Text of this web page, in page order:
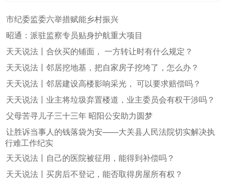
市纪委监委六举措赋能乡村振兴
昭通：派驻监察专员贴身护航重大项目
天天说法丨合伙买的铺面， 一方转让时有什么规定？
天天说法丨邻居挖地基，把自家房子挖垮了，怎么办？
天天说法丨邻居建设高楼影响采光， 可以要求赔偿吗？
天天说法丨业主将垃圾弃置楼道，业主委员会有权干涉吗？
父母苦寻儿子三十三年 昭阳公安助力圆梦
让胜诉当事人的钱落袋为安——大关县人民法院切实解决执
行难工作纪实
天天说法丨自己的医院被征用，能得到补偿吗？
天天说法丨买房后不登记，能否取得房屋所有权？